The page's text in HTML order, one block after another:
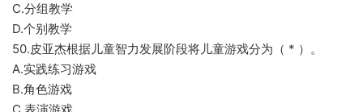
C.分组教学
D.个别教学
50.皮亚杰根据儿童智力发展阶段将儿童游戏分为（ * ）。
A.实践练习游戏
B.角色游戏